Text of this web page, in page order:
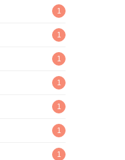
1
1
1
1
1
1
1